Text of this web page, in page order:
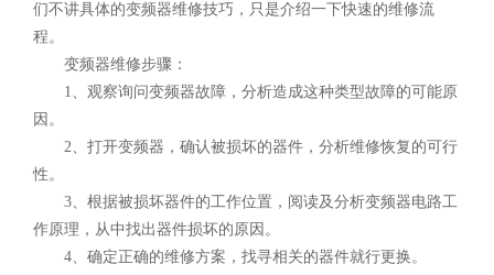
们不讲具体的变频器维修技巧，只是介绍一下快速的维修流
程。
变频器维修步骤：
1、观察询问变频器故障，分析造成这种类型故障的可能原
因。
2、打开变频器，确认被损坏的器件，分析维修恢复的可行
性。
3、根据被损坏器件的工作位置，阅读及分析变频器电路工
作原理，从中找出器件损坏的原因。
4、确定正确的维修方案，找寻相关的器件就行更换。